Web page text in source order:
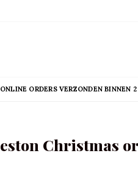
ONLINE ORDERS VERZONDEN BINNEN
Christmas